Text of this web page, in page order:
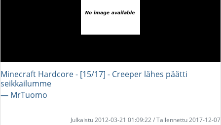
Minecraft Hardcore - [15/17] - Creeper lähes päätti
seikkailumme
― MrTuomo
Julkaistu 2012-03-21 01:09:22 / Tallennettu 2017-12-07